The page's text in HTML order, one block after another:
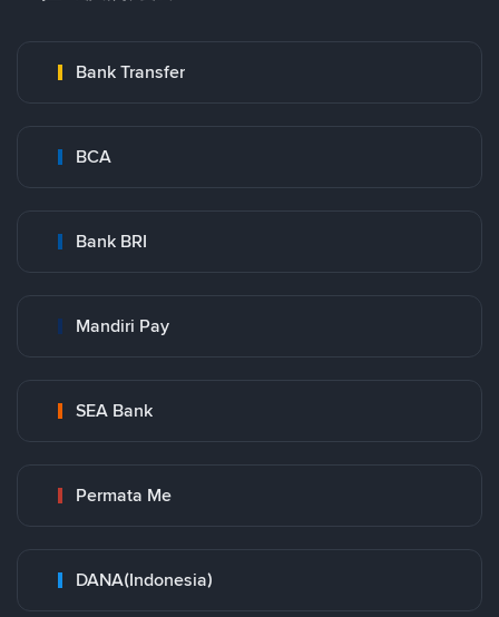
Bank Transfer
BCA
Bank BRI
Mandiri Pay
SEA Bank
Permata Me
DANA(Indonesia)